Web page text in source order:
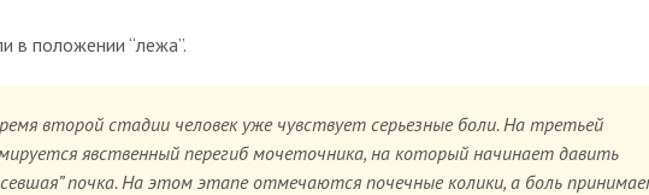
в положении “лежа”.
второй стадии человек уже чувствует серьезные боли. На третьей
явственный перегиб мочеточника, на который начинает давить
почка. На этом этапе отмечаются почечные колики, а боль